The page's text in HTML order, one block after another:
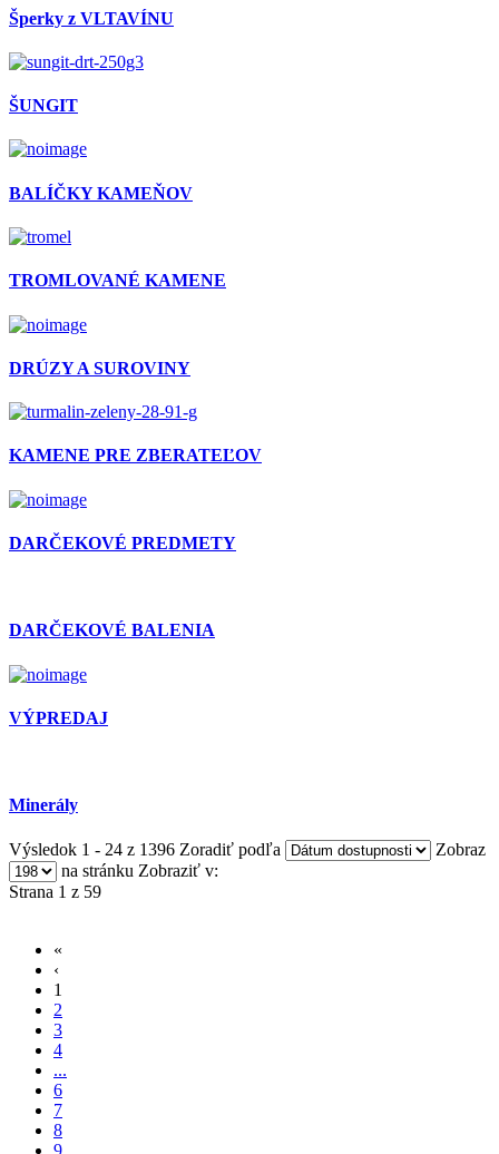
Šperky z VLTAVÍNU
ŠUNGIT
BALÍČKY KAMEŇOV
TROMLOVANÉ KAMENE
DRÚZY A SUROVINY
KAMENE PRE ZBERATEĽOV
DARČEKOVÉ PREDMETY
DARČEKOVÉ BALENIA
VÝPREDAJ
Minerály
Výsledok 1 - 24 z 1396 Zoradiť podľa
Zobraz
na stránku Zobraziť v:
Strana 1 z 59
«
‹
1
2
3
4
...
6
7
8
9